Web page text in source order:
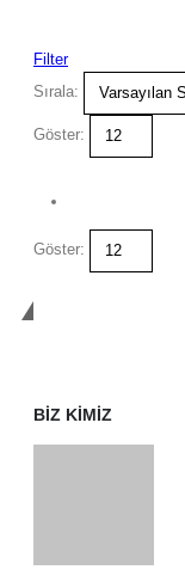
Filter
Sırala:
Göster:
Göster:
BIZ KIMIZ